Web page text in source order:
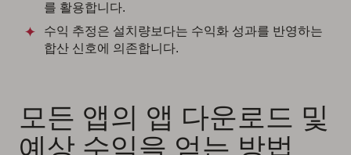
를 활용합니다.
수익 추정은 설치량보다는 수익화 성과를 반영하는
합산 신호에 의존합니다.
모든 앱의 앱 다운로드 및
예상 수익을 얻는 방법